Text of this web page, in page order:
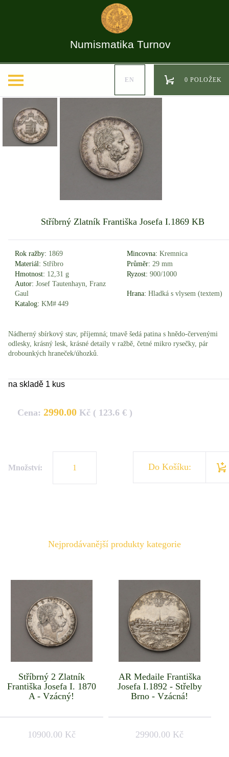
Numismatika Turnov
EN 0 POLOŽEK
Stříbrný Zlatník Františka Josefa I.1869 KB
Rok ražby: 1869 Mincovna: Kremnica
Materiál: Stříbro Průměr: 29 mm
Hmotnost: 12,31 g Ryzost: 900/1000
Autor: Josef Tautenhayn, Franz
Gaul
Hrana: Hladká s vlysem (textem)
Katalog: KM# 449
Nádherný sbírkový stav, příjemná; tmavě šedá patina s hnědo-červenými
odlesky, krásný lesk, krásné detaily v ražbě, četné mikro rysečky, pár
drobounkých hraneček/úhozků.
na skladě 1 kus
Cena: 2990.00 Kč ( 123.6 € )
Množství: Do Košíku:
Nejprodávanější produkty kategorie
Stříbrný 2 Zlatník
Františka Josefa I. 1870
A - Vzácný!
10900.00 Kč
AR Medaile Františka
Josefa I.1892 - Střelby
Brno - Vzácná!
29900.00 Kč